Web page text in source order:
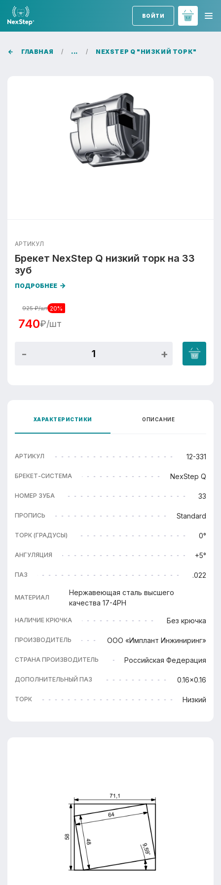
ВОЙТИ
ГЛАВНАЯ ... NEXSTEP Q "НИЗКИЙ ТОРК"
АРТИКУЛ
Брекет NexStep Q низкий торк на 33
зуб
ПОДРОБНЕЕ
925 ₽/шт 20%
740₽/шт
ХАРАКТЕРИСТИКИ ОПИСАНИЕ
АРТИКУЛ 12-331
БРЕКЕТ-СИСТЕМА NexStep Q
НОМЕР ЗУБА 33
ПРОПИСЬ Standard
ТОРК (ГРАДУСЫ) 0°
АНГУЛЯЦИЯ +5°
ПАЗ .022
МАТЕРИАЛ
Нержавеющая сталь высшего
качества 17-4PH
НАЛИЧИЕ КРЮЧКА Без крючка
ПРОИЗВОДИТЕЛЬ ООО «Имплант Инжиниринг»
СТРАНА ПРОИЗВОДИТЕЛЬ Российская Федерация
ДОПОЛНИТЕЛЬНЫЙ ПАЗ 0.16x0.16
ТОРК Низкий